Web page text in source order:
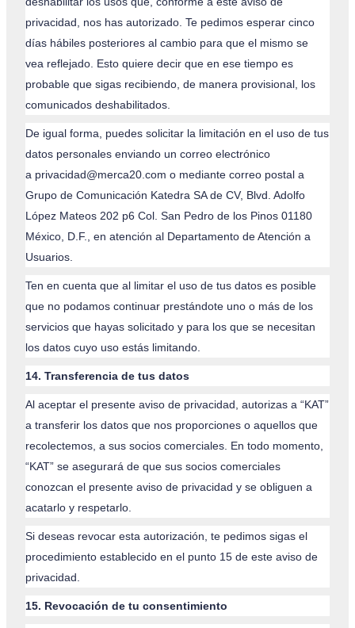
privacidad, nos has autorizado. Te pedimos esperar cinco
días hábiles posteriores al cambio para que el mismo se
vea reflejado. Esto quiere decir que en ese tiempo es
probable que sigas recibiendo, de manera provisional, los
comunicados deshabilitados.
De igual forma, puedes solicitar la limitación en el uso de tus
datos personales enviando un correo electrónico
a privacidad@merca20.com o mediante correo postal a
Grupo de Comunicación Katedra SA de CV, Blvd. Adolfo
López Mateos 202 p6 Col. San Pedro de los Pinos 01180
México, D.F., en atención al Departamento de Atención a
Usuarios.
Ten en cuenta que al limitar el uso de tus datos es posible
que no podamos continuar prestándote uno o más de los
servicios que hayas solicitado y para los que se necesitan
los datos cuyo uso estás limitando.
14. Transferencia de tus datos
Al aceptar el presente aviso de privacidad, autorizas a “KAT”
a transferir los datos que nos proporciones o aquellos que
recolectemos, a sus socios comerciales. En todo momento,
“KAT” se asegurará de que sus socios comerciales
conozcan el presente aviso de privacidad y se obliguen a
acatarlo y respetarlo.
Si deseas revocar esta autorización, te pedimos sigas el
procedimiento establecido en el punto 15 de este aviso de
privacidad.
15. Revocación de tu consentimiento